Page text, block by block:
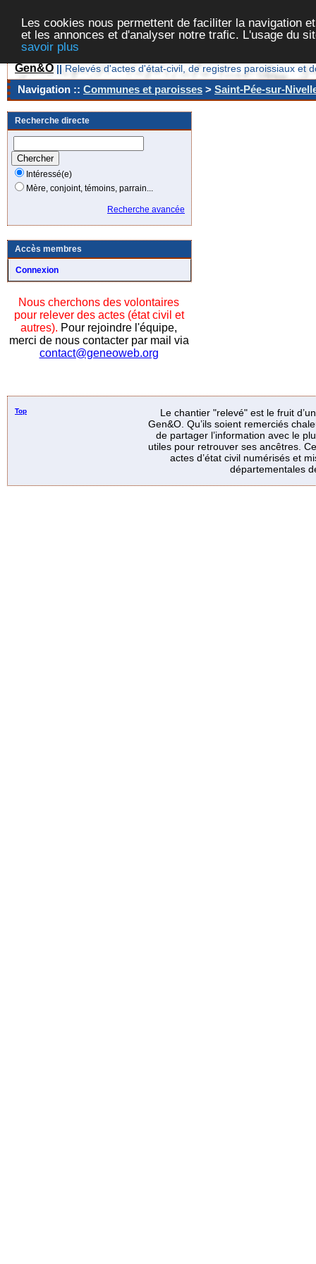
Les cookies nous permettent de faciliter la navigation
et les annonces et d'analyser notre trafic. L'usage du
savoir plus
Gen&O || Relevés d'actes d'état-civil, de registres paroissiaux et
Navigation :: Communes et paroisses > Saint-Pée-sur-
Recherche directe
Intéressé(e)
Mère, conjoint, témoins, parrain...
Recherche avancée
Accès membres
Connexion
Nous cherchons des volontaires
pour relever des actes (état civil et
autres). Pour rejoindre l'équipe,
merci de nous contacter par mail via
contact@geneoweb.org
Top
Le chantier "relevé" est le fruit
Gen&O. Qu’ils soient remerciés
de partager l’information avec le
utiles pour retrouver ses ancêtres.
actes d’état civil numérisés et
départementales